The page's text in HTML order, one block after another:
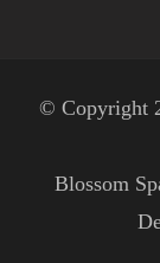
© Copyright
Blossom